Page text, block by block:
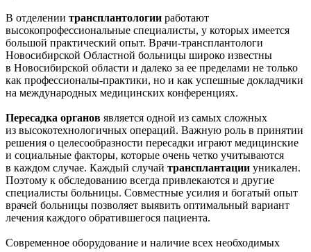
В отделении трансплантологии работают
высокопрофессиональные специалисты, у которых имеется
большой практический опыт. Врачи-трансплантологи
Новосибирской Областной больницы широко известны
в Новосибирской области и далеко за ее пределами не только
как профессионалы-практики, но и как успешные докладчики
на международных медицинских конференциях.
Пересадка органов является одной из самых сложных
из высокотехнологичных операций. Важную роль в принятии
решения о целесообразности пересадки играют медицинские
и социальные факторы, которые очень четко учитываются
в каждом случае. Каждый случай трансплантации уникален.
Поэтому к обследованию всегда привлекаются и другие
специалисты больницы. Совместные усилия и богатый опыт
врачей больницы позволяет выявить оптимальный вариант
лечения каждого обратившегося пациента.
Современное оборудование и наличие всех необходимых